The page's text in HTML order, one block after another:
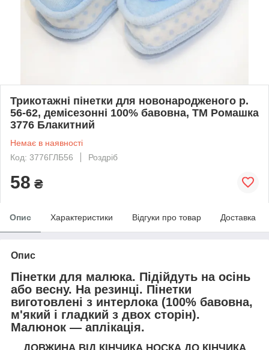
Трикотажні пінетки для новонародженого р.
56-62, демісезонні 100% бавовна, ТМ Ромашка
3776 Блакитний
Немає в наявності
Код: 3776ГЛБ56
Роздріб
58 ₴
Опис Характеристики Відгуки про товар Доставка
Опис
Пінетки для малюка. Підійдуть на осінь
або весну. На резинці. Пінетки
виготовлені з интерлока (100% бавовна,
м'який і гладкий з двох сторін).
Малюнок ― аплікація.